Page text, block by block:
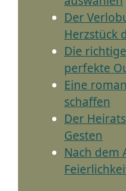
Der
Herzstück
Die
perfekte
Eine
schaffen
Der
Gesten
Nach dem